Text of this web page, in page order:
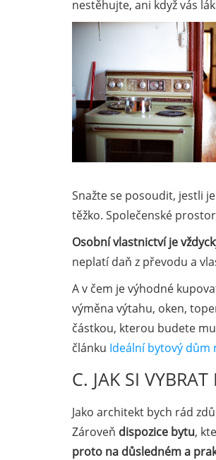
nestěhujte, ani když vás
Snažte se posoudit, jestli
těžko. Společenské
Osobní vlastnictví je
neplatí daň z převodu a
A v čem je výhodné
výměna výtahu, oken,
částkou, kterou budete
článku Ideální bytový dům
C. JAK SI
Jako architekt bych rád
Zároveň dispozice bytu,
proto na důsledném a